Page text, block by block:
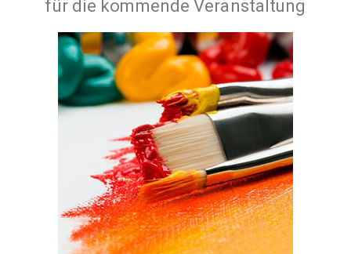
für die kommende Veranstaltung